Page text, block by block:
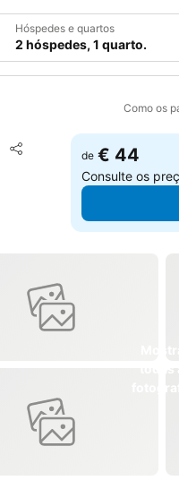
Hóspedes e quartos
2 hóspedes, 1 quarto.
Como os
Partilhar
Adicionar aos
de € 44
Consulte os